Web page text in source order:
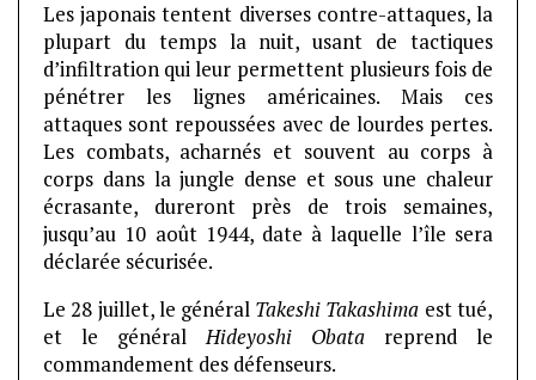
Les japonais tentent diverses contre-attaques, la
plupart du temps la nuit, usant de tactiques
d’infiltration qui leur permettent plusieurs fois de
pénétrer les lignes américaines. Mais ces
attaques sont repoussées avec de lourdes pertes.
Les combats, acharnés et souvent au corps à
corps dans la jungle dense et sous une chaleur
écrasante, dureront près de trois semaines,
jusqu’au 10 août 1944, date à laquelle l’île sera
déclarée sécurisée.
Le 28 juillet, le général Takeshi Takashima est tué,
et le généralHideyoshi Obatareprend le
commandement des défenseurs.